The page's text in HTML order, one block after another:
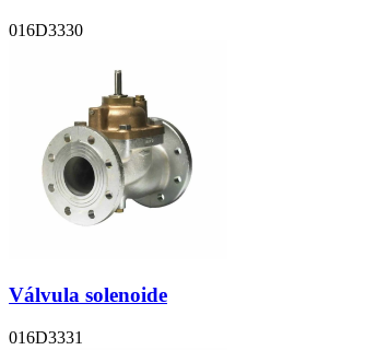
016D3330
Válvula solenoide
016D3331